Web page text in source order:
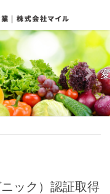
変化し続けるマイル
Next
ック）認証取得